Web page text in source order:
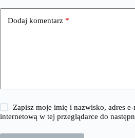
Dodaj komentarz *
Zapisz moje imię i nazwisko, adres
internetową w tej przeglądarce do